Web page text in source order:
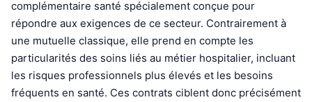
complémentaire santé spécialement conçue pour
répondre aux exigences de ce secteur. Contrairement à
une mutuelle classique, elle prend en compte les
particularités des soins liés au métier hospitalier, incluant
les risques professionnels plus élevés et les besoins
fréquents en santé. Ces contrats ciblent donc précisément